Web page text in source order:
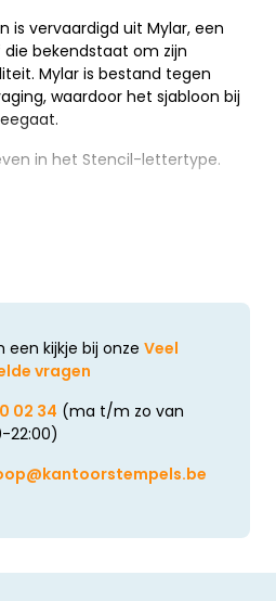
is vervaardigd uit Mylar, een
bekendstaat om zijn
Mylar is bestand tegen
waardoor het sjabloon bij
in het Stencil-lettertype.
een kijkje bij onze Veel
vragen
02 34 (ma t/m zo van
22:00)